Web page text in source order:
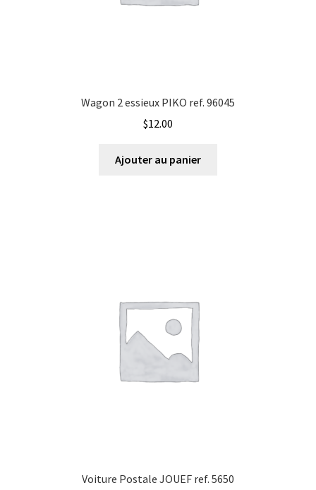
Wagon 2 essieux PIKO ref. 96045
$12.00
Ajouter au panier
Voiture Postale JOUEF ref. 5650